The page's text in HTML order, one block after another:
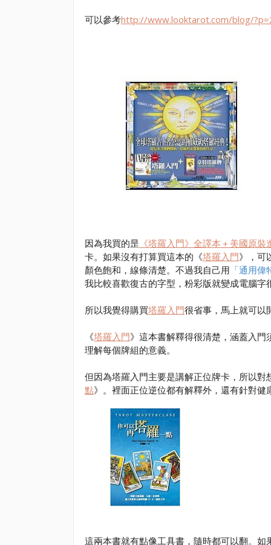
可以參考http://www.looktarot.com/blog/
因為我買的昰 《塔羅入門》全譯本＋美國原
卡。如果沒有打算買這本的《塔羅入門》，可
顏色飽和，線條清楚。不過我自己用 「通用
我比較喜歡復古的字型，粉彩版就變成電腦字
所以我覺得購買塔羅入門很省事，馬上就可以
《塔羅入門》這本書解釋得很清楚，涵蓋入
理解每個牌組的意義。
但因為塔羅入門主要是講解正位牌卡，所以
點》。裡面正位逆位都有解釋外，還有針對健
這兩本書就有點像工具書，隨時都可以翻。